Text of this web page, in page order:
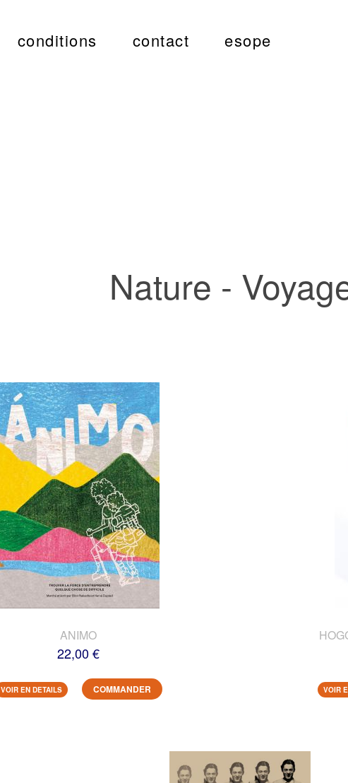
conditions contact esope
Nature -
ANIMO
22,00 €
VOIR EN DETAILS COMMANDER VOIR